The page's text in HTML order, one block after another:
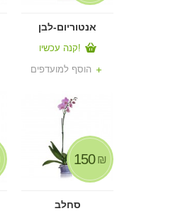
אנטוריום-לבן
קנה עכשיו!
הוסף למועדפים
סחלב
₪
150